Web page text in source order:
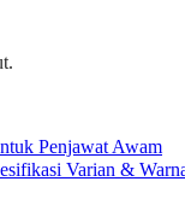
Penjawat Awam
Varian &